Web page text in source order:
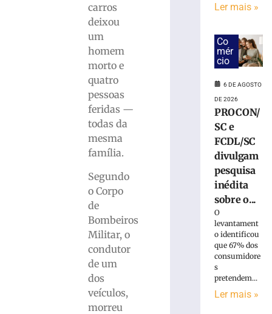
carros
deixou
um
homem
morto e
quatro
pessoas
feridas —
todas da
mesma
família.
Segundo
o Corpo
de
Bombeiros
Militar, o
condutor
de um
dos
veículos,
morreu
colidir
contra
poste
Gaspar
Bombeiros
capturam
jararacuçu
Ler mais »
Co
mér
cio
6 DE AGOSTO
DE 2026
PROCON/
SC e
FCDL/SC
divulgam
pesquisa
inédita
sobre o...
O
levantament
o identificou
que 67% dos
consumidore
s
pretendem...
Ler mais »